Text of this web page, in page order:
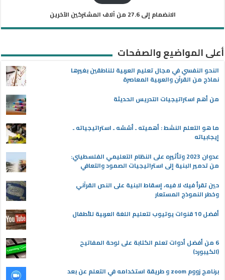
الانضمام إلى 27.6 من آلاف المشتركين الآخرين
أعلى المواضيع والصفحات
النحو النفسي في مجال تعليم العربية للناطقين بغيرها
نماذج من القرآن والعربية المعاصرة
من أهم استراتيجيات التدريس الحديثة
ما هو التعلم النشط : أهميته ـ أسُسُه ـ استراتيجياته ـ
إيجابياته
عدوان 2023 وتأثيره على النظام التعليمي الفلسطيني:
من تدمير البنية إلى استراتيجيات الصمود والتعافي
حين تقرأ فيك لا فيه، إسقاط البنية على النص القرآني
وخطر النموذج المستعار
أفضل 10 قنوات يوتيوب لتعليم اللغة العربية للأطفال
6 من أفضل أدوات تعلم الكتابة على لوحة المفاتيح
(الكيبورد)
برنامج زووم zoom و طريقة استخدامه في التعلم عن بعد